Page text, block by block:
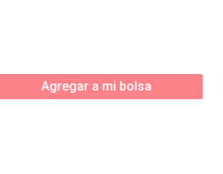
Agregar a mi bolsa